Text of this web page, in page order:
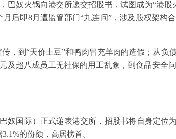
巴奴火锅向港交所递交招股书，试图成为“港
后即8月遭监管部门“九连问”，涉及股权架构
传，到“天价土豆”和鸭肉冒充羊肉的造假；从负
及超八成员工无社保的用工乱象，到食品安全
奴国际）正式递表港交所，招股书将自身定位
的份额，高居榜首。